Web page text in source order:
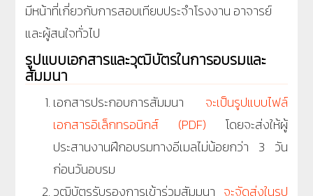
มีหน้าที่เกี่ยวกับการสอบเทียบประจำโรงงาน อาจารย์
และผู้สนใจทั่วไป
รูปแบบเอกสารและวุฒิบัตรในการอบรมและ
สัมมนา
เอกสารประกอบการสัมมนา จะเป็นรูปแบบไฟล์
เอกสารอิเล็กทรอนิกส์ (PDF) โดยจะส่งให้ผู้
ประสานงานฝึกอบรมทางอีเมลไม่น้อยกว่า 3 วัน
ก่อนวันอบรม
วุฒิบัตรรับรองการเข้าร่วมสัมมนา จะจัดส่งในรูป